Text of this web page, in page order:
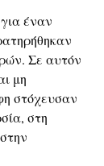
έναν
Σε αυτόν
μη
στόχευσαν
στη